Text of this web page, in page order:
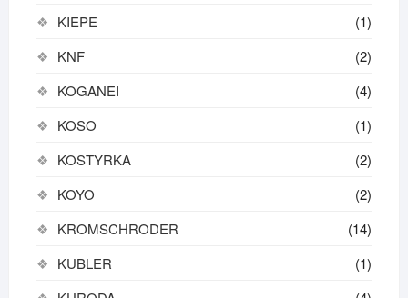
KIEPE
(1)
KNF
(2)
KOGANEI
(4)
KOSO
(1)
KOSTYRKA
(2)
KOYO
(2)
KROMSCHRODER
(14)
KUBLER
(1)